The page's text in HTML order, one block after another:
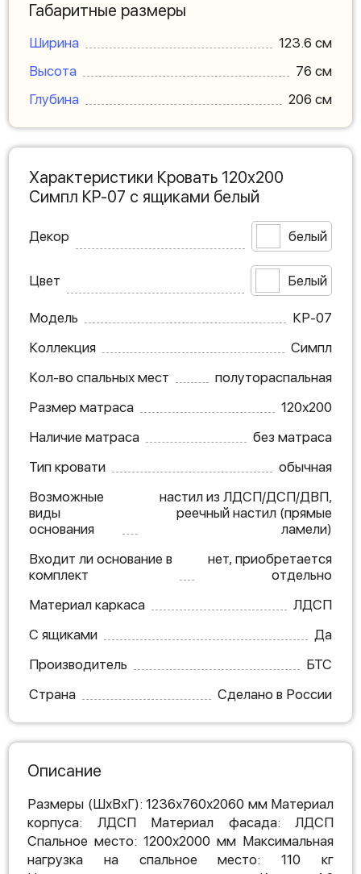
Габаритные размеры
Ширина
123.6 см
Высота
76 см
Глубина
206 см
Характеристики Кровать 120х200
Симпл КР-07 с ящиками белый
Декор белый
Цвет Белый
Модель
КР-07
Коллекция
Симпл
Кол-во спальных мест
полутораспальная
Размер матраса
120х200
Наличие матраса
без матраса
Тип кровати
обычная
Возможные
виды
основания
настил из ЛДСП/ДСП/ДВП,
реечный настил (прямые
ламели)
Входит ли основание в
комплект
нет, приобретается
отдельно
Материал каркаса
ЛДСП
С ящиками
Да
Производитель
БТС
Страна
Сделано в России
Описание
Размеры (ШхВхГ): 1236х760х2060 мм Материал
корпуса: ЛДСП Материал фасада: ЛДСП
Спальное место: 1200х2000 мм Максимальная
нагрузка на спальное место: 110 кг